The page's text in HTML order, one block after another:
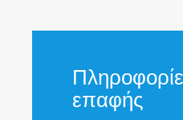
επαφής